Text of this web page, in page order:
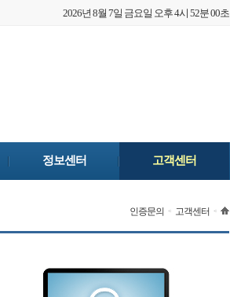
2026년 8월 7일 금요일 오후 4시 52분 00초
정보센터 고객센터
인증문의 < 고객센터 <